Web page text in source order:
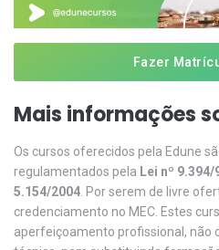
Fazer
Mais informações
Os cursos oferecidos pela Edune
regulamentados pela Lei nº 9.394/
5.154/2004 . Por serem de livre
credenciamento no MEC. Estes
aperfeiçoamento profissional, não